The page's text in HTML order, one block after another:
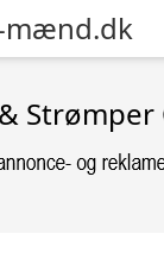
mænd.dk